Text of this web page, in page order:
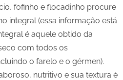
fofinho e flocadinho procure
integral (essa informação está
é aquele obtido da
com todos os
o farelo e o gérmen).
nutritivo e sua textura é